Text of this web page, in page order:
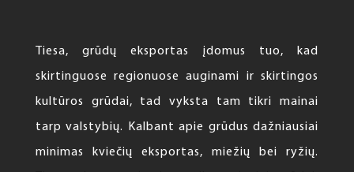
Tiesa, grūdų eksportas įdomus tuo, kad
skirtinguose regionuose auginami ir skirtingos
kultūros grūdai, tad vyksta tam tikri mainai
tarp valstybių. Kalbant apie grūdus dažniausiai
minimas kviečių eksportas, miežių bei ryžių.